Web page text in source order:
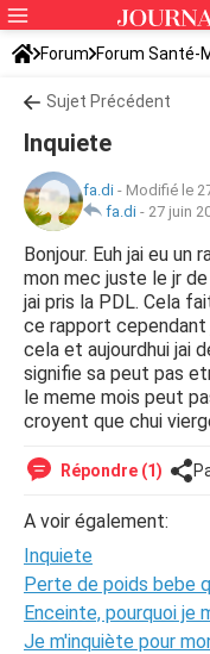
Forum Forum Santé-
Sujet Précédent
Inquiete
fa.di - Modifié le
fa.di - 27 juin
Bonjour. Euh jai eu
mon mec juste le jr
jai pris la PDL. Cela
ce rapport cependant
cela et aujourdhui jai
signifie sa peut pas
le meme mois peut
croyent que chui
Répondre (1)
A voir également:
Inquiete
Perte de poids bebe
Enceinte, pourquoi je
Je m'inquiète pour